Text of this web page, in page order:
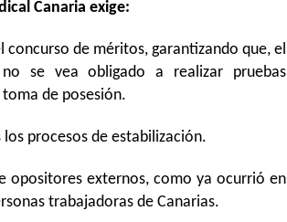
Canaria exige:
de méritos, garantizando que, el
se vea obligado a realizar pruebas
de posesión.
procesos de estabilización.
opositores externos, como ya ocurrió en
trabajadoras de Canarias.